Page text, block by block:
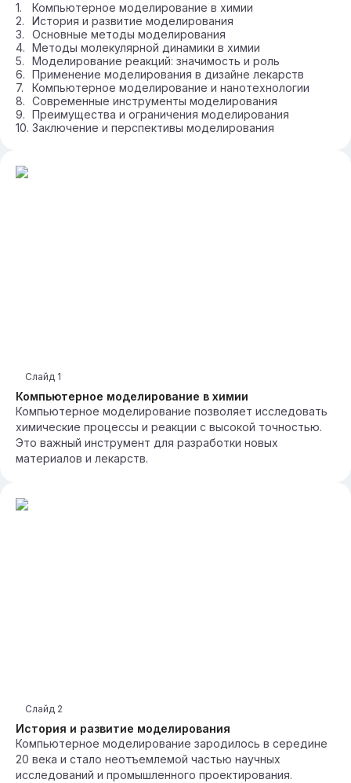
Компьютерное моделирование в химии
История и развитие моделирования
Основные методы моделирования
Методы молекулярной динамики в химии
Моделирование реакций: значимость и роль
Применение моделирования в дизайне лекарств
Компьютерное моделирование и нанотехнологии
Современные инструменты моделирования
Преимущества и ограничения моделирования
Заключение и перспективы моделирования
Компьютерное моделирование в химии
Слайд 1
Компьютерное моделирование позволяет исследовать
химические процессы и реакции с высокой точностью.
Это важный инструмент для разработки новых
материалов и лекарств.
История и развитие моделирования
Слайд 2
Компьютерное моделирование зародилось в середине
20 века и стало неотъемлемой частью научных
исследований и промышленного проектирования.